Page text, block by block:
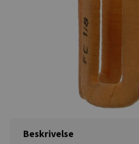
Beskrivelse